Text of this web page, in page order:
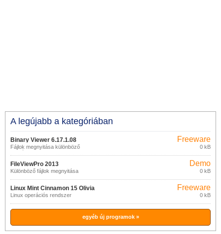
A legújabb a kategóriában
Binary Viewer 6.17.1.08
Fájlok megnyitása különböző
formátumokban
Freeware
0 kB
FileViewPro 2013
Különböző fájlok megnyitása
Demo
0 kB
Linux Mint Cinnamon 15 Olivia
Linux operációs rendszer
Freeware
0 kB
egyéb új programok »